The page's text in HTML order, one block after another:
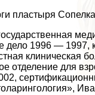
пластыря Сопелка
дело 1996 — 1997,
клиническая
отделение для